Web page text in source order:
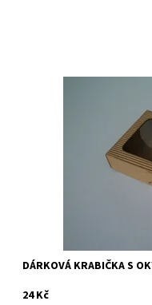
Materiál - Mikrovlnná
Na dotaz
25201
DÁRKOVÁ KRABIČKA S
24 Kč